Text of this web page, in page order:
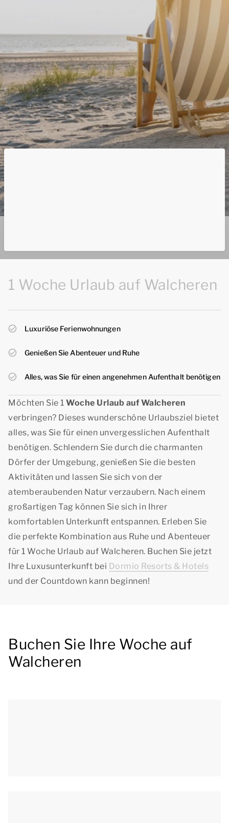
1 Woche Urlaub auf Walcheren
Luxuriöse Ferienwohnungen
Genießen Sie Abenteuer und Ruhe
Alles, was Sie für einen angenehmen Aufenthalt benötigen
Möchten Sie 1 Woche Urlaub auf Walcheren
verbringen? Dieses wunderschöne Urlaubsziel bietet
alles, was Sie für einen unvergesslichen Aufenthalt
benötigen. Schlendern Sie durch die charmanten
Dörfer der Umgebung, genießen Sie die besten
Aktivitäten und lassen Sie sich von der
atemberaubenden Natur verzaubern. Nach einem
großartigen Tag können Sie sich in Ihrer
komfortablen Unterkunft entspannen. Erleben Sie
die perfekte Kombination aus Ruhe und Abenteuer
für 1 Woche Urlaub auf Walcheren. Buchen Sie jetzt
Ihre Luxusunterkunft bei Dormio Resorts & Hotels
und der Countdown kann beginnen!
Buchen Sie Ihre Woche auf
Walcheren